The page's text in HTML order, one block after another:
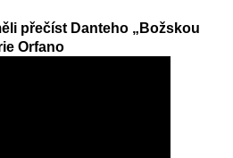
přečíst Danteho „Božskou
Orfano